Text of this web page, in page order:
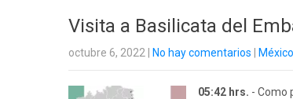
Visita a Basilicata del
octubre 6, 2022 No hay comentarios
05:42 hrs. - Como